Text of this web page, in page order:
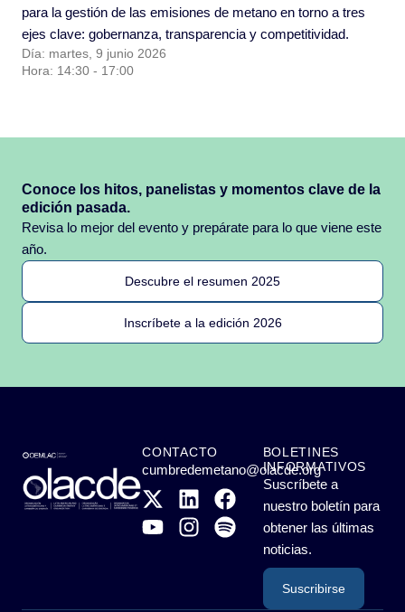
para la gestión de las emisiones de metano en torno a tres
ejes clave: gobernanza, transparencia y competitividad.
Día: martes, 9 junio 2026
Hora: 14:30 - 17:00
Conoce los hitos, panelistas y momentos clave de la
edición pasada.
Revisa lo mejor del evento y prepárate para lo que viene este
año.
Descubre el resumen 2025
Inscríbete a la edición 2026
CONTACTO
cumbredemetano@olacde.org
BOLETINES
INFORMATIVOS
Suscríbete a
nuestro boletín para
obtener las últimas
noticias.
Suscribirse